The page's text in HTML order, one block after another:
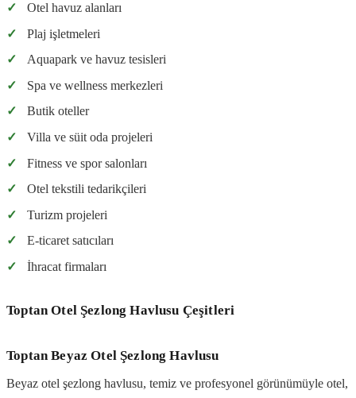
✓
Otel havuz alanları
✓
Plaj işletmeleri
✓
Aquapark ve havuz tesisleri
✓
Spa ve wellness merkezleri
✓
Butik oteller
✓
Villa ve süit oda projeleri
✓
Fitness ve spor salonları
✓
Otel tekstili tedarikçileri
✓
Turizm projeleri
✓
E-ticaret satıcıları
✓
İhracat firmaları
Toptan Otel Şezlong Havlusu Çeşitleri
Toptan Beyaz Otel Şezlong Havlusu
Beyaz otel şezlong havlusu, temiz ve profesyonel görünümüyle otel,